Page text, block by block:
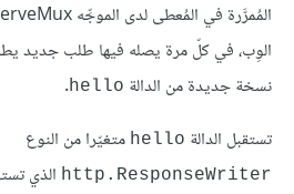
الوِب، في كلّ مرة يصله فيها طلب جديد
نسخة جديدة من الدالة hello
.
تستقبل الدالة hello متغيّرا من النوع
http.ResponseWriter الذي